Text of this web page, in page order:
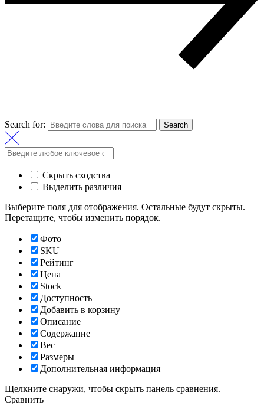
Search for: Search
Скрыть сходства
Выделить различия
Выберите поля для отображения. Остальные будут скрыты.
Перетащите, чтобы изменить порядок.
Фото
SKU
Рейтинг
Цена
Stock
Доступность
Добавить в корзину
Описание
Содержание
Вес
Размеры
Дополнительная информация
Щелкните снаружи, чтобы скрыть панель сравнения.
Сравнить